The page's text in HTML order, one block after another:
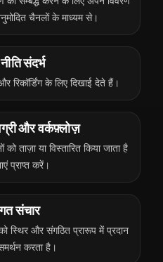
चैनलों के माध्यम से।
संदर्भ
रिकॉर्डिंग के लिए दिखाई देते हैं।
और वर्कफ़्लोज़
ताज़ा या विस्तारित किया जाता है
प्राप्त करें।
संचार
स्थिर और संगठित प्रारूप में प्रदान
करता है।